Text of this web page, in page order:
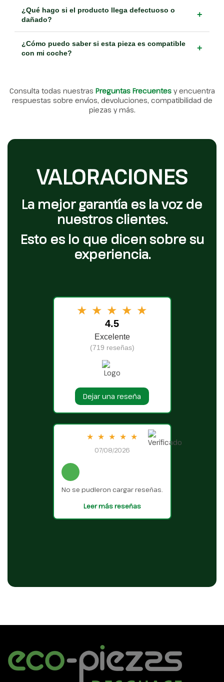
¿Qué hago si el producto llega defectuoso o
dañado?
+
¿Cómo puedo saber si esta pieza es compatible
con mi coche?
+
Consulta todas nuestras Preguntas Frecuentes y encuentra
respuestas sobre envíos, devoluciones, compatibilidad de
piezas y más.
VALORACIONES
La mejor garantía es la voz de
nuestros clientes.
Esto es lo que dicen sobre su
experiencia.
★ ★ ★ ★ ★
4.5
Excelente
(719 reseñas)
Dejar una reseña
★ ★ ★ ★ ★
07/08/2026
No se pudieron cargar reseñas.
Leer más reseñas